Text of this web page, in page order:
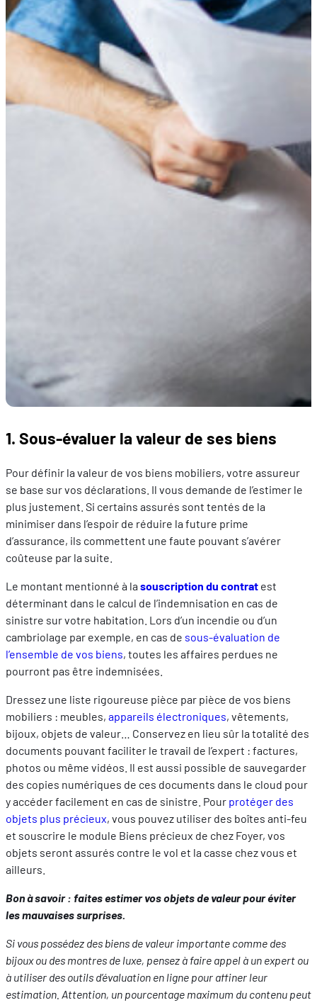
1. Sous-évaluer la valeur de ses biens
Pour définir la valeur de vos biens mobiliers, votre assureur
se base sur vos déclarations. Il vous demande de l’estimer le
plus justement. Si certains assurés sont tentés de la
minimiser dans l’espoir de réduire la future prime
d’assurance, ils commettent une faute pouvant s’avérer
coûteuse par la suite.
Le montant mentionné à la souscription du contrat est
déterminant dans le calcul de l’indemnisation en cas de
sinistre sur votre habitation. Lors d’un incendie ou d’un
cambriolage par exemple, en cas de sous-évaluation de
l’ensemble de vos biens, toutes les affaires perdues ne
pourront pas être indemnisées.
Dressez une liste rigoureuse pièce par pièce de vos biens
mobiliers : meubles, appareils électroniques, vêtements,
bijoux, objets de valeur… Conservez en lieu sûr la totalité des
documents pouvant faciliter le travail de l’expert : factures,
photos ou même vidéos. Il est aussi possible de sauvegarder
des copies numériques de ces documents dans le cloud pour
y accéder facilement en cas de sinistre. Pour protéger des
objets plus précieux, vous pouvez utiliser des boîtes anti-feu
et souscrire le module Biens précieux de chez Foyer, vos
objets seront assurés contre le vol et la casse chez vous et
ailleurs.
Bon à savoir : faites estimer vos objets de valeur pour éviter
les mauvaises surprises.
Si vous possédez des biens de valeur importante comme des
bijoux ou des montres de luxe, pensez à faire appel à un expert ou
à utiliser des outils d’évaluation en ligne pour affiner leur
estimation. Attention, un pourcentage maximum du contenu peut